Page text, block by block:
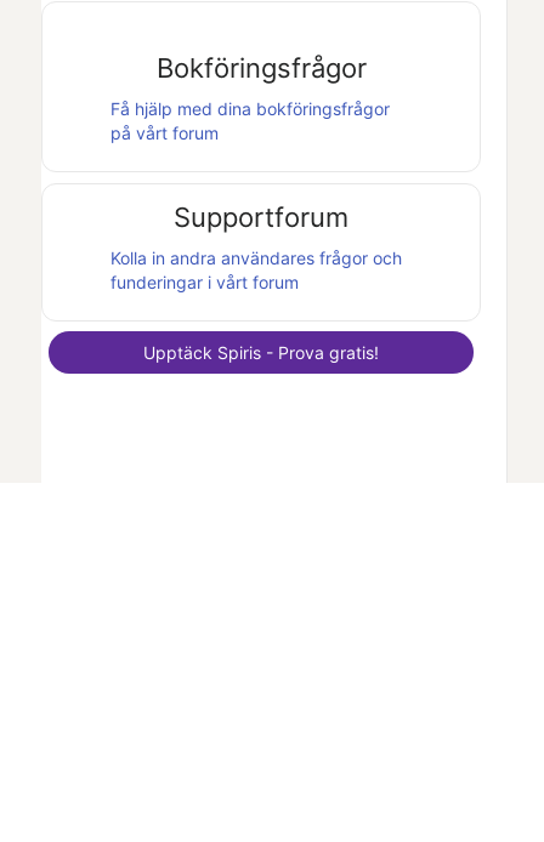
Bokföringsfrågor
Få hjälp med dina bokföringsfrågor
på vårt forum
Supportforum
Kolla in andra användares frågor och
funderingar i vårt forum
Upptäck Spiris - Prova gratis!